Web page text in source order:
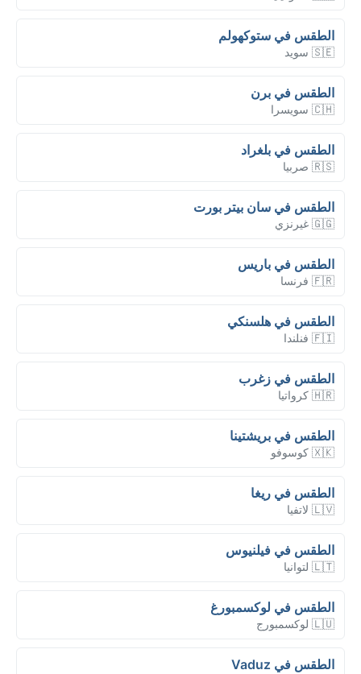
الطقس في ستوكهولم
🇸🇪 سويد
الطقس في برن
🇨🇭 سويسرا
الطقس في بلغراد
🇷🇸 صربيا
الطقس في سان بيتر بورت
🇬🇬 غيرنزي
الطقس في باريس
🇫🇷 فرنسا
الطقس في هلسنكي
🇫🇮 فنلندا
الطقس في زغرب
🇭🇷 كرواتيا
الطقس في بريشتينا
🇽🇰 كوسوفو
الطقس في ريغا
🇱🇻 لاتفيا
الطقس في فيلنيوس
🇱🇹 لتوانيا
الطقس في لوكسمبورغ
🇱🇺 لوكسمبورج
الطقس في Vaduz